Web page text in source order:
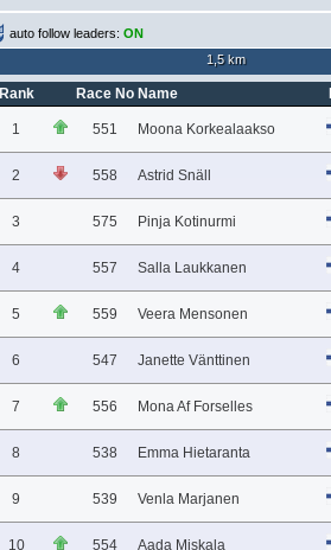
auto follow leaders: ON
1,5 km
Rank Race No Name
1 551 Moona Korkealaakso
2 558 Astrid Snäll
3 575 Pinja Kotinurmi
4 557 Salla Laukkanen
5 559 Veera Mensonen
6 547 Janette Vänttinen
7 556 Mona Af Forselles
8 538 Emma Hietaranta
9 539 Venla Marjanen
10 554 Aada Miskala